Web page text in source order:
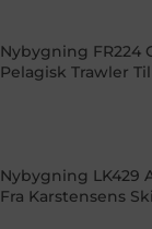
Nybygning FR224
Pelagisk Trawler
Nybygning LK429
Fra Karstensens